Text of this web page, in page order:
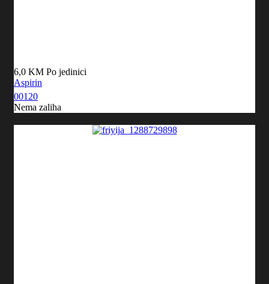
6,0 KM Po jedinici
Aspirin
00120
Nema zaliha